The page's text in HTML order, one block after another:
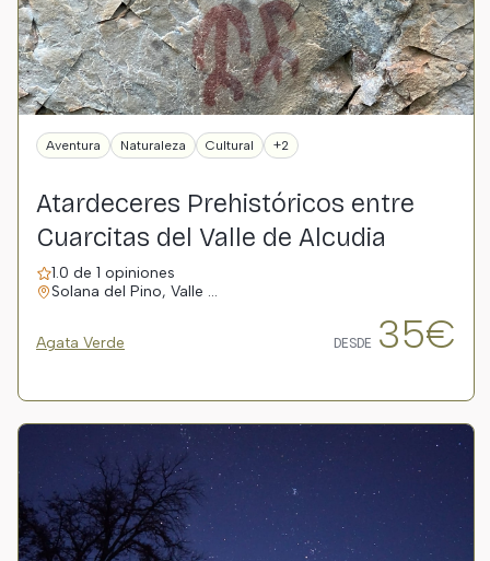
Aventura Naturaleza Cultural +2
Atardeceres Prehistóricos entre
Cuarcitas del Valle de Alcudia
1.0 de 1 opiniones
Solana del Pino, Valle …
Agata Verde DESDE 35€